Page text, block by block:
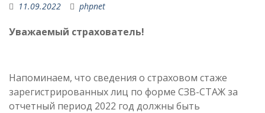
11.09.2022 phpnet
Уважаемый страхователь!
Напоминаем, что сведения о страховом стаже
зарегистрированных лиц по форме СЗВ-СТАЖ за
отчетный период 2022 год должны быть